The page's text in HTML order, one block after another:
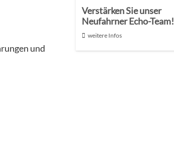
und
Verstärken Sie unser
Neufahrner Echo-Team!
weitere Infos